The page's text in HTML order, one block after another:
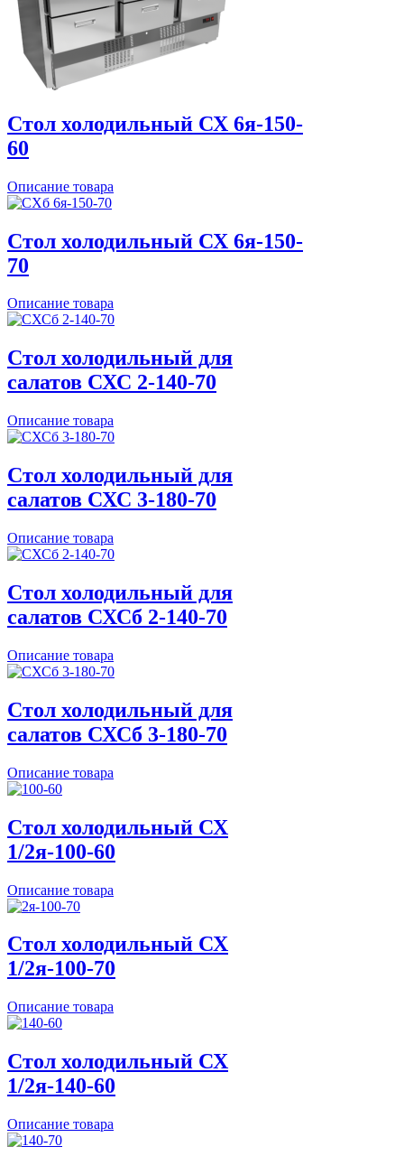
Стол холодильный СХ 6я-150-
60
Описание товара
Стол холодильный СХ 6я-150-
70
Описание товара
Стол холодильный для
салатов СХС 2-140-70
Описание товара
Стол холодильный для
салатов СХС 3-180-70
Описание товара
Стол холодильный для
салатов СХСб 2-140-70
Описание товара
Стол холодильный для
салатов СХСб 3-180-70
Описание товара
Стол холодильный СХ
1/2я-100-60
Описание товара
Стол холодильный СХ
1/2я-100-70
Описание товара
Стол холодильный СХ
1/2я-140-60
Описание товара